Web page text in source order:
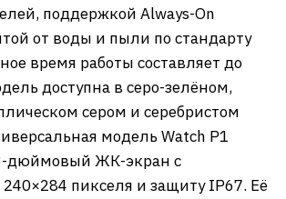
поддержкой Always-On
от воды и пыли по стандарту
время работы составляет до
доступна в серо-зелёном,
сером и серебристом
модель Watch P1
дюймовый ЖК-экран с
пикселя и защиту IP67. Её